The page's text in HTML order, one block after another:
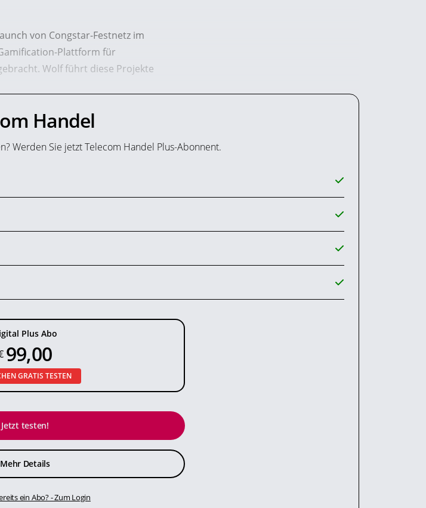
von Congstar-Festnetz im
Plattform für
Wolf führt diese Projekte
Handel
Werden Sie jetzt Telecom Handel Plus-Abonnent.
Plus Abo
99,00
GRATIS TESTEN
Jetzt testen!
Mehr Details
ein Abo? - Zum Login